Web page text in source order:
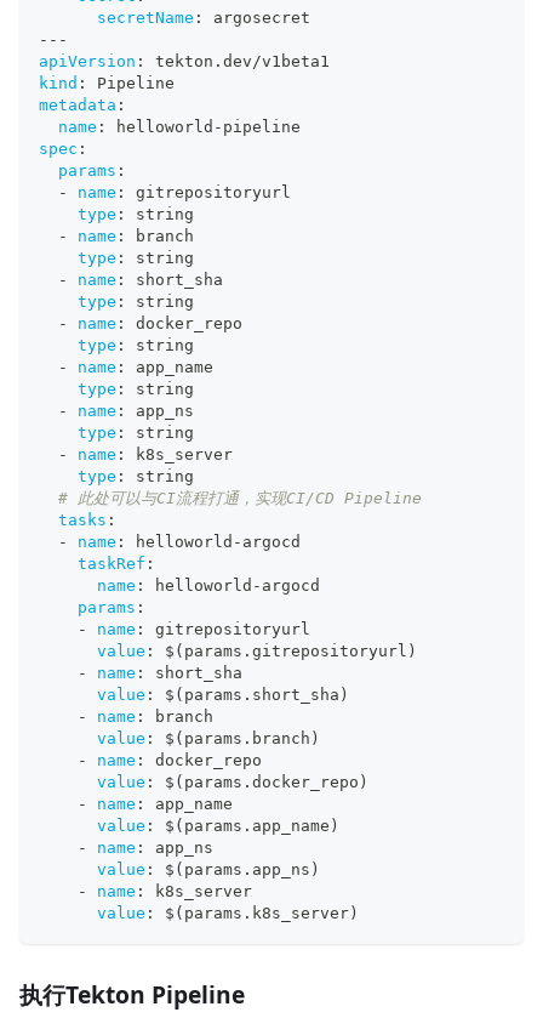
secretName :
argosecret
---
apiVersion :
tekton.dev/v1beta1
kind :
Pipeline
metadata :
name : helloworld - pipeline
spec :
params :
-
name :
gitrepositoryurl
type :
string
-
name :
branch
type :
string
-
name :
short_sha
type :
string
-
name :
docker_repo
type :
string
-
name :
app_name
type :
string
-
name :
app_ns
type :
string
-
name :
k8s_server
type :
string
# 此处可以与CI流程打通，实现CI/CD Pipeline
tasks :
-
name : helloworld - argocd
taskRef :
name : helloworld - argocd
params :
-
name :
gitrepositoryurl
value :
$(params.gitrepositoryurl)
-
name :
short_sha
value :
$(params.short_sha)
-
name :
branch
value :
$(params.branch)
-
name :
docker_repo
value :
$(params.docker_repo)
-
name :
app_name
value :
$(params.app_name)
-
name :
app_ns
value :
$(params.app_ns)
-
name :
k8s_server
value : $(params.k8s_server)
执行Tekton Pipeline